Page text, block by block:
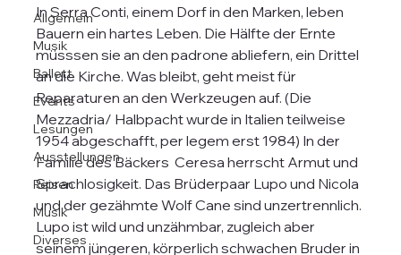
Allgemein
Musik
Ballett
Events
Lesungen
Ausstellungen
Reisen
Musik
Diverses
In Serra Conti, einem Dorf in den Marken, leben
Bauern ein hartes Leben. Die Hälfte der Ernte
müsssen sie an den padrone abliefern, ein Drittel
an die Kirche. Was bleibt, geht meist für
Reparaturen an den Werkzeugen auf. (Die
Mezzadria/ Halbpacht wurde in Italien teilweise
1954 abgeschafft, per legem erst 1984) In der
Familie des Bäckers  Ceresa herrscht Armut und
Sprachlosigkeit. Das Brüderpaar Lupo und Nicola
und der gezähmte Wolf Cane sind unzertrennlich.
Lupo ist wild und unzähmbar, zugleich aber
seinem jüngeren, körperlich schwachen Bruder in